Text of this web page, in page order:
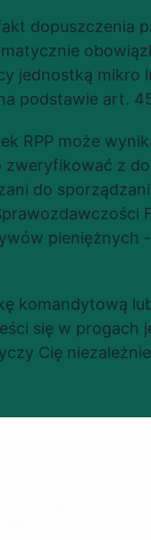
dopuszczenia
jednostką mikro
podstawie art.
RPP może
z
do
pieniężnych
komandytową
się w progach
Cię